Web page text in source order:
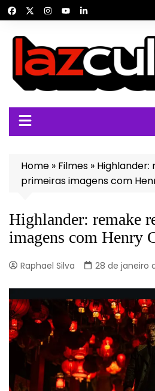
para
conteúdo
Home » Filmes »
primeiras imagens com
Highlander: remake
imagens com Henry
Raphael Silva 28 de janeiro